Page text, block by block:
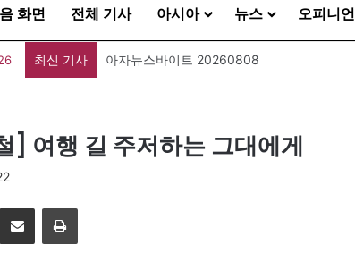
화면 전체 기사 아시아 뉴스 오피니언
최신 기사 아자뉴스바이트 20260808
] 여행 길 주저하는 그대에게
이메일